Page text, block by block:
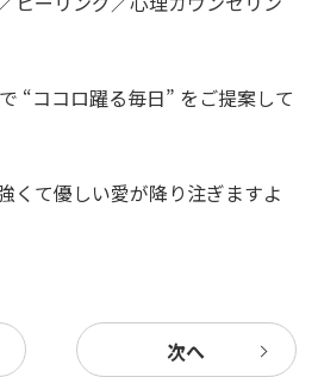
で “ココロ躍る毎日” をご提案して
くて優しい愛が降り注ぎますよ
次へ